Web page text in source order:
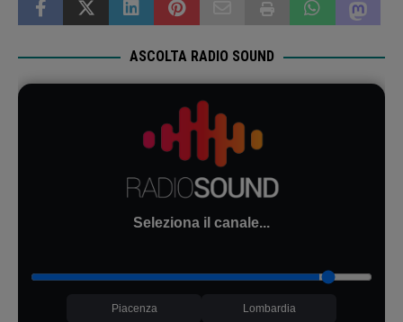
ASCOLTA RADIO SOUND
Seleziona il canale...
Piacenza Lombardia